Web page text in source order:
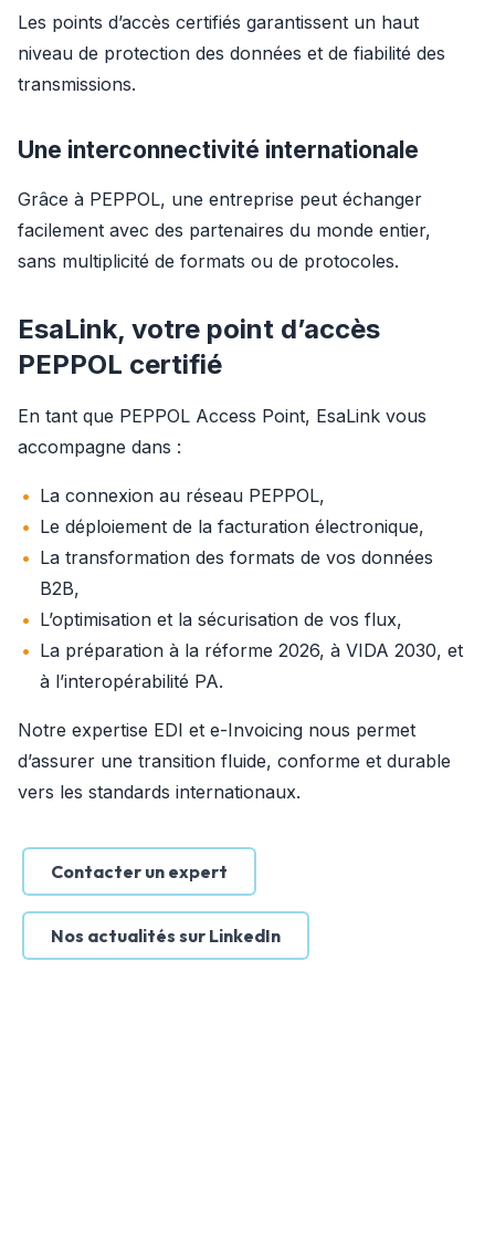
Les points d’accès certifiés garantissent un haut
niveau de protection des données et de fiabilité des
transmissions.
Une interconnectivité internationale
Grâce à PEPPOL, une entreprise peut échanger
facilement avec des partenaires du monde entier,
sans multiplicité de formats ou de protocoles.
EsaLink, votre point d’accès
PEPPOL certifié
En tant que PEPPOL Access Point, EsaLink vous
accompagne dans :
La connexion au réseau PEPPOL,
Le déploiement de la facturation électronique,
La transformation des formats de vos données
B2B,
L’optimisation et la sécurisation de vos flux,
La préparation à la réforme 2026, à VIDA 2030, et
à l’interopérabilité PA.
Notre expertise EDI et e-Invoicing nous permet
d’assurer une transition fluide, conforme et durable
vers les standards internationaux.
Contacter un expert
Nos actualités sur LinkedIn